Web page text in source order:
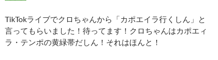
TikTokライブでクロちゃんから「カポエイラ行くしん」と
言ってもらいました！待ってます！クロちゃんはカポエィ
ラ・テンポの黄緑帯だしん！それはほんと！